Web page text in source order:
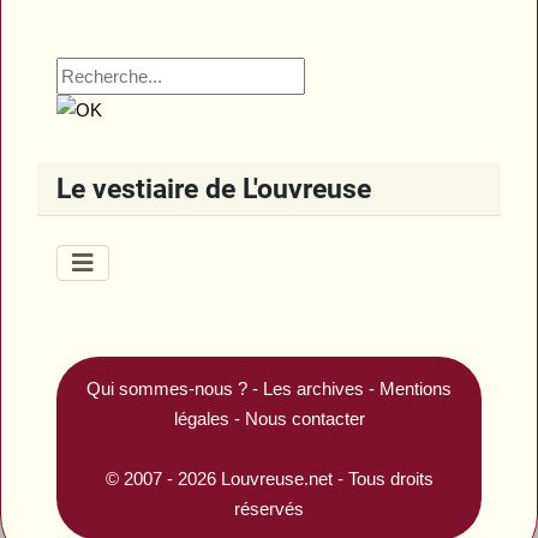
Le vestiaire de L'ouvreuse
Qui sommes-nous ? - Les archives - Mentions
légales - Nous contacter
© 2007 - 2026 Louvreuse.net- Tous droits
réservés